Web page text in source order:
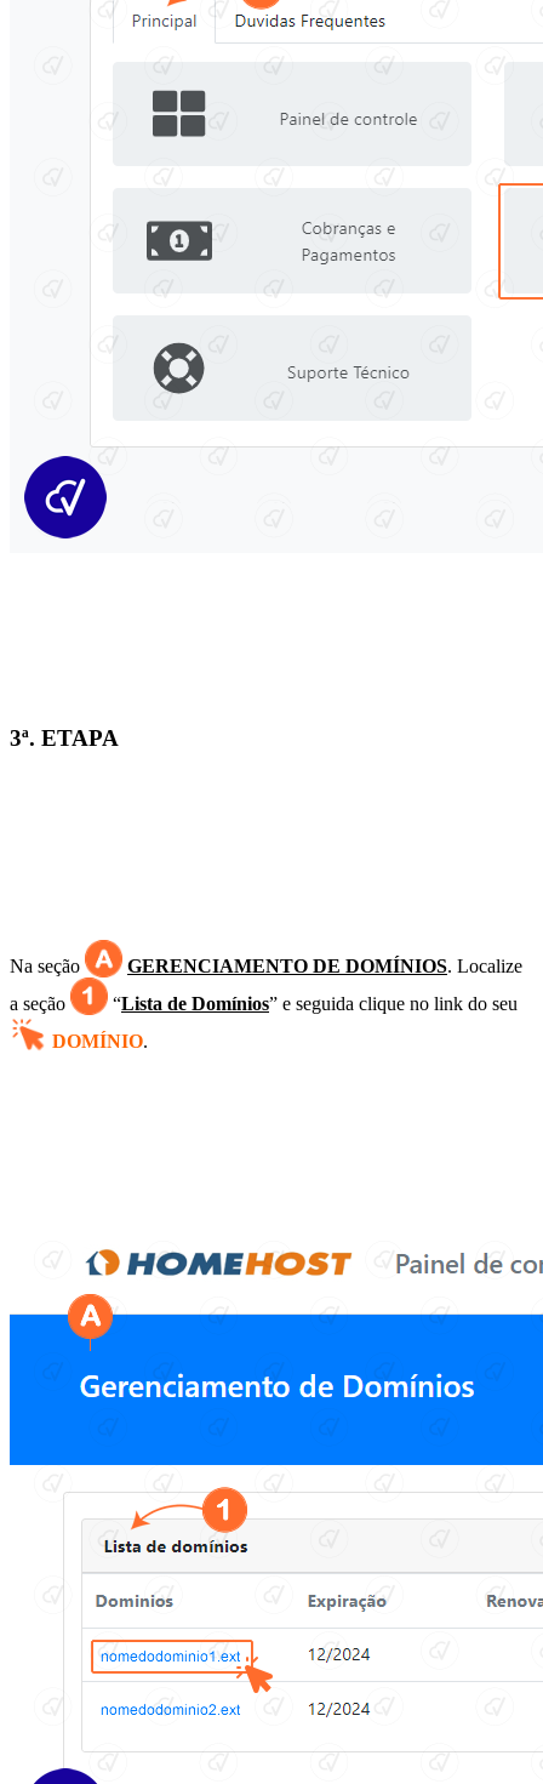
3ª. ETAPA
Na seção GERENCIAMENTO DE DOMÍNIOS. Localize
a seção
“Lista de Domínios” e seguida clique no link do seu
DOMÍNIO.